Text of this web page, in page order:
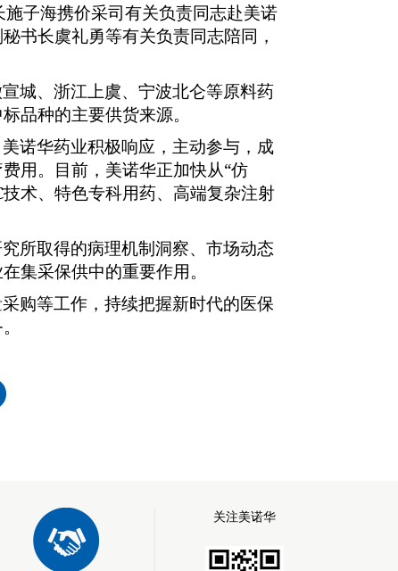
子海携价采司有关负责同志赴美诺
书长虞礼勇等有关负责同志陪同，
城、浙江上虞、宁波北仑等原料药
品种的主要供货来源。
诺华药业积极响应，主动参与，成
用。目前，美诺华正加快从“仿
技术、特色专科用药、高端复杂注射
所取得的病理机制洞察、市场动态
集采保供中的重要作用。
购等工作，持续把握新时代的医保
关注美诺华